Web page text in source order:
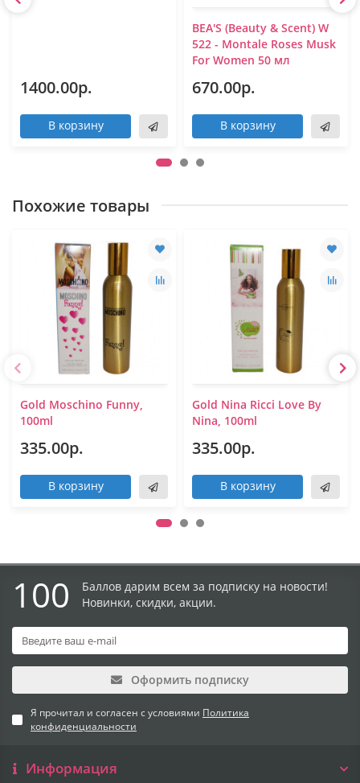
1400.00р.
В корзину
BEA'S (Beauty & Scent) W
522 - Montale Roses Musk
For Women 50 мл
670.00р.
В корзину
Похожие товары
Gold Moschino Funny,
100ml
335.00р.
В корзину
Gold Nina Ricci Love By
Nina, 100ml
335.00р.
В корзину
100
Баллов дарим всем за подписку на новости!
Новинки, скидки, акции.
Оформить подписку
Я прочитал и согласен с условиями Политика
конфиденциальности
Информация